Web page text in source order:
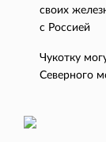
своих
с Россией
Чукотку
Северного